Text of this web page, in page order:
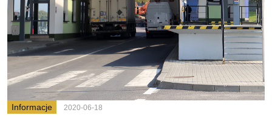
Informacje 2020-06-18